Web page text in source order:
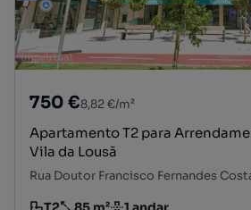
750 €8,82 €/m²
Apartamento T2 para
Vila da Lousã